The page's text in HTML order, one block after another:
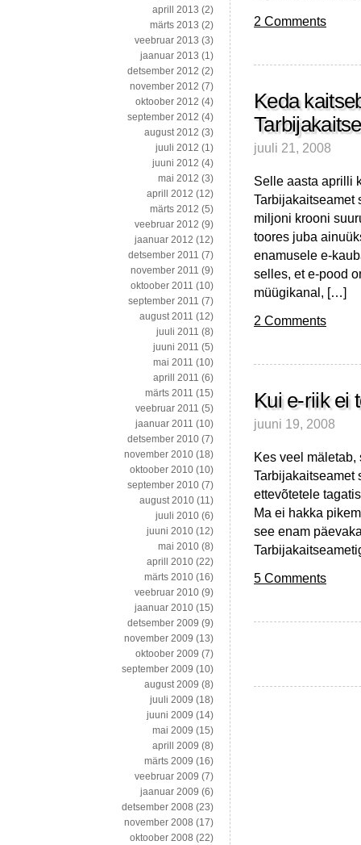
2 Comments
Keda
juuli 21, 2008
Selle aasta aprilli
Tarbijakaitseamet
miljoni krooni
toores juba
enamusele e-
selles, et e-pood
müügikanal, […]
2 Comments
Kui e-riik ei
juuni 19, 2008
Kes veel
Tarbijakaitseamet
ettevõtetele
Ma ei hakka
see enam
5 Comments
aprill 2013 (2)
märts 2013 (2)
veebruar 2013 (3)
jaanuar 2013 (1)
detsember 2012 (2)
november 2012 (7)
oktoober 2012 (4)
september 2012 (4)
august 2012 (3)
juuli 2012 (1)
juuni 2012 (4)
mai 2012 (3)
aprill 2012 (12)
märts 2012 (5)
veebruar 2012 (9)
jaanuar 2012 (12)
detsember 2011 (7)
november 2011 (9)
oktoober 2011 (10)
september 2011 (7)
august 2011 (12)
juuli 2011 (8)
juuni 2011 (5)
mai 2011 (10)
aprill 2011 (6)
märts 2011 (15)
veebruar 2011 (5)
jaanuar 2011 (10)
detsember 2010 (7)
november 2010 (18)
oktoober 2010 (10)
september 2010 (7)
august 2010 (11)
juuli 2010 (6)
juuni 2010 (12)
mai 2010 (8)
aprill 2010 (22)
märts 2010 (16)
veebruar 2010 (9)
jaanuar 2010 (15)
detsember 2009 (9)
november 2009 (13)
oktoober 2009 (7)
september 2009 (10)
august 2009 (8)
juuli 2009 (18)
juuni 2009 (14)
mai 2009 (15)
aprill 2009 (8)
märts 2009 (16)
veebruar 2009 (7)
jaanuar 2009 (6)
detsember 2008 (23)
november 2008 (17)
oktoober 2008 (22)